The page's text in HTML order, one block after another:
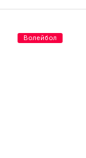
Волейбол